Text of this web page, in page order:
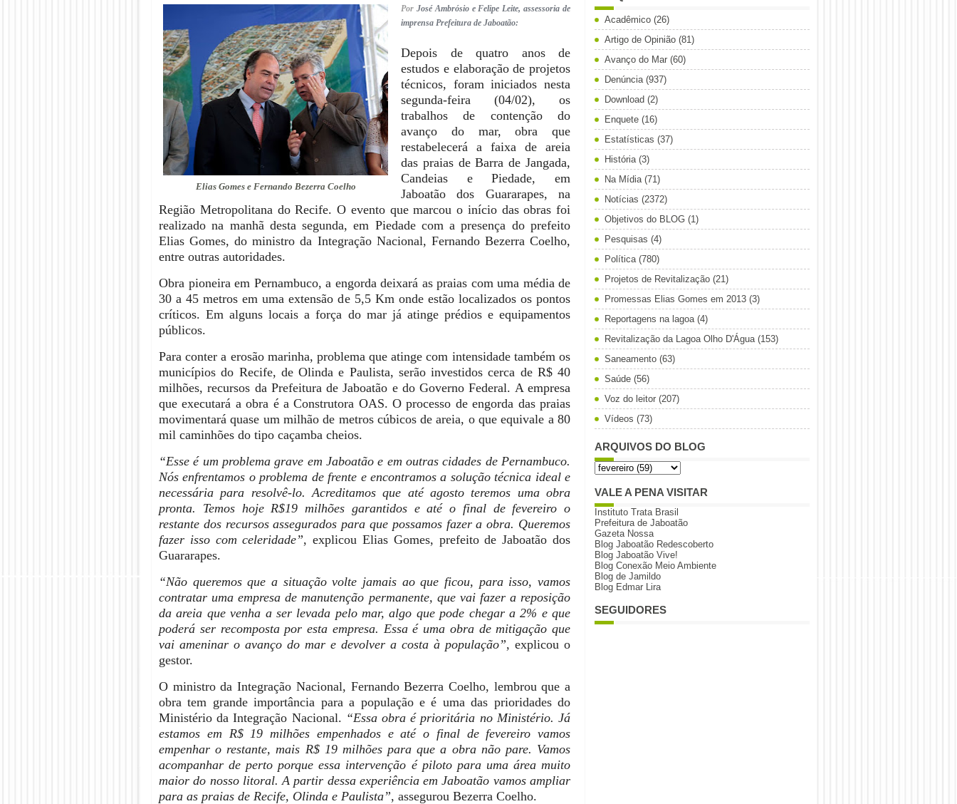
Elias Gomes e Fernando Bezerra Coelho
Por José Ambrósio e Felipe Leite, assessoria de
imprensa Prefeitura de Jaboatão:
Depois de quatro anos de
estudos e elaboração de projetos
técnicos, foram iniciados nesta
segunda-feira (04/02), os
trabalhos de contenção do
avanço do mar, obra que
restabelecerá a faixa de areia
das praias de Barra de Jangada,
Candeias e Piedade, em
Jaboatão dos Guararapes, na
Região Metropolitana do Recife. O evento que marcou o início das obras foi
realizado na manhã desta segunda, em Piedade com a presença do prefeito
Elias Gomes, do ministro da Integração Nacional, Fernando Bezerra Coelho,
entre outras autoridades.
Obra pioneira em Pernambuco, a engorda deixará as praias com uma média de
30 a 45 metros em uma extensão de 5,5 Km onde estão localizados os pontos
críticos. Em alguns locais a força do mar já atinge prédios e equipamentos
públicos.
Para conter a erosão marinha, problema que atinge com intensidade também os
municípios do Recife, de Olinda e Paulista, serão investidos cerca de R$ 40
milhões, recursos da Prefeitura de Jaboatão e do Governo Federal. A empresa
que executará a obra é a Construtora OAS. O processo de engorda das praias
movimentará quase um milhão de metros cúbicos de areia, o que equivale a 80
mil caminhões do tipo caçamba cheios.
“Esse é um problema grave em Jaboatão e em outras cidades de Pernambuco.
Nós enfrentamos o problema de frente e encontramos a solução técnica ideal e
necessária para resolvê-lo. Acreditamos que até agosto teremos uma obra
pronta. Temos hoje R$19 milhões garantidos e até o final de fevereiro o
restante dos recursos assegurados para que possamos fazer a obra. Queremos
fazer isso com celeridade”, explicou Elias Gomes, prefeito de Jaboatão dos
Guararapes.
“Não queremos que a situação volte jamais ao que ficou, para isso, vamos
contratar uma empresa de manutenção permanente, que vai fazer a reposição
da areia que venha a ser levada pelo mar, algo que pode chegar a 2% e que
poderá ser recomposta por esta empresa. Essa é uma obra de mitigação que
vai ameninar o avanço do mar e devolver a costa à população”, explicou o
gestor.
O ministro da Integração Nacional, Fernando Bezerra Coelho, lembrou que a
obra tem grande importância para a população e é uma das prioridades do
Ministério da Integração Nacional. “Essa obra é prioritária no Ministério. Já
estamos em R$ 19 milhões empenhados e até o final de fevereiro vamos
empenhar o restante, mais R$ 19 milhões para que a obra não pare. Vamos
acompanhar de perto porque essa intervenção é piloto para uma área muito
maior do nosso litoral. A partir dessa experiência em Jaboatão vamos ampliar
para as praias de Recife, Olinda e Paulista”, assegurou Bezerra Coelho.
Acadêmico (26)
Artigo de Opinião (81)
Avanço do Mar (60)
Denúncia (937)
Download (2)
Enquete (16)
Estatísticas (37)
História (3)
Na Mídia (71)
Notícias (2372)
Objetivos do BLOG (1)
Pesquisas (4)
Política (780)
Projetos de Revitalização (21)
Promessas Elias Gomes em 2013 (3)
Reportagens na lagoa (4)
Revitalização da Lagoa Olho D'Água (153)
Saneamento (63)
Saúde (56)
Voz do leitor (207)
Vídeos (73)
ARQUIVOS DO BLOG
VALE A PENA VISITAR
Instituto Trata Brasil
Prefeitura de Jaboatão
Gazeta Nossa
Blog Jaboatão Redescoberto
Blog Jaboatão Vive!
Blog Conexão Meio Ambiente
Blog de Jamildo
Blog Edmar Lira
SEGUIDORES